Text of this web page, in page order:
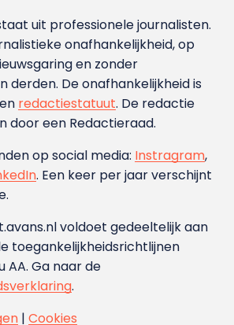
uit professionele journalisten.
onafhankelijkheid, op
en zonder
derden. De onafhankelijkheid is
redactiestatuut. De redactie
door een Redactieraad.
op social media: Instragram,
. Een keer per jaar verschijnt
voldoet gedeeltelijk aan
toegankelijkheidsrichtlijnen
AA. Ga naar de
.
| Cookies